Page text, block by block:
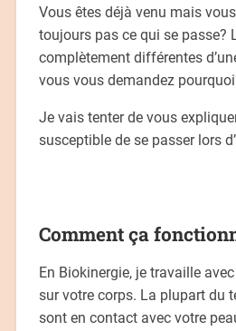
Vous êtes déjà venu mais
toujours pas ce qui se passe?
complètement différentes
vous vous demandez
Je vais tenter de vous
susceptible de se passer lors
Comment ça
En Biokinergie, je travaille
sur votre corps. La plupart du
sont en contact avec votre